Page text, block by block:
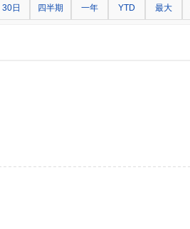
30日 四半期 一年 YTD 最大